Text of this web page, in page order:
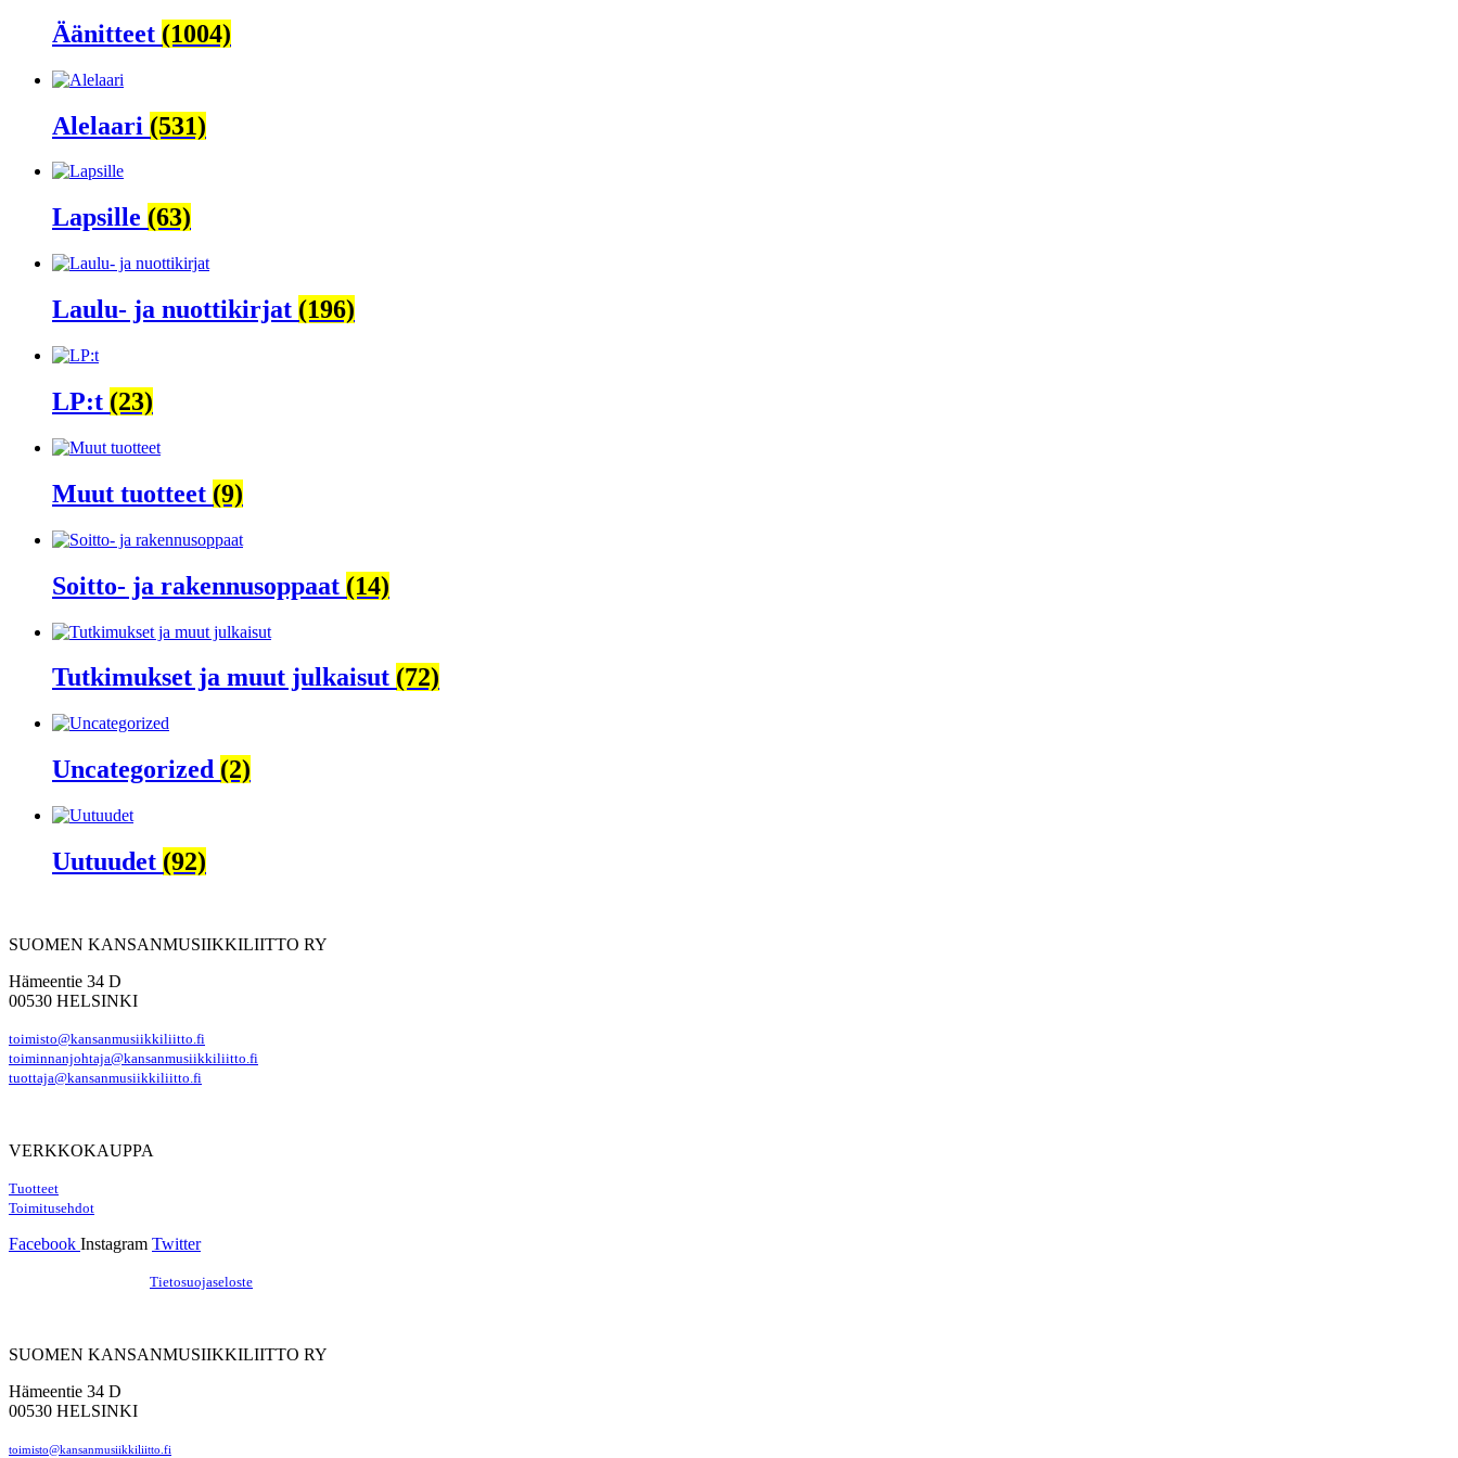
Äänitteet (1004)
Alelaari (531)
Lapsille (63)
Laulu- ja nuottikirjat (196)
LP:t (23)
Muut tuotteet (9)
Soitto- ja rakennusoppaat (14)
Tutkimukset ja muut julkaisut (72)
Uncategorized (2)
Uutuudet (92)
SUOMEN KANSANMUSIIKKILIITTO RY
Hämeentie 34 D
00530 HELSINKI
toimisto@kansanmusiikkiliitto.fi
toiminnanjohtaja@kansanmusiikkiliitto.fi
tuottaja@kansanmusiikkiliitto.fi
VERKKOKAUPPA
Tuotteet
Toimitusehdot
Facebook Instagram Twitter
Tietosuojaseloste
SUOMEN KANSANMUSIIKKILIITTO RY
Hämeentie 34 D
00530 HELSINKI
toimisto@kansanmusiikkiliitto.fi